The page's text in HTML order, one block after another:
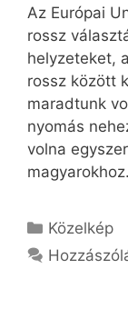
Az Európai
rossz
helyzeteket,
rossz között
maradtunk
nyomás
volna
magyarokhoz.
Kategória
Közelkép